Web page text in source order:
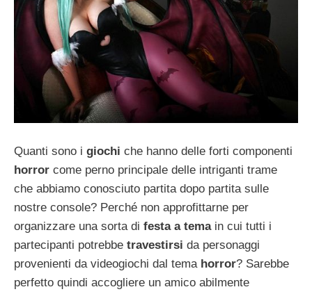
Quanti sono i giochi che hanno delle forti componenti
horror come perno principale delle intriganti trame
che abbiamo conosciuto partita dopo partita sulle
nostre console? Perché non approfittarne per
organizzare una sorta di festa a temain cui tutti i
partecipanti potrebbe travestirsi da personaggi
provenienti da videogiochi dal tema horror? Sarebbe
perfetto quindi accogliere un amico abilmente